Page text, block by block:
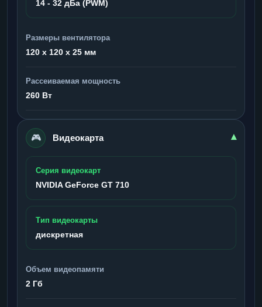
14 - 32 дБа (PWM)
Размеры вентилятора
120 x 120 x 25 мм
Рассеиваемая мощность
260 Вт
🎮 Видеокарта ▾
Серия видеокарт
NVIDIA GeForce GT 710
Тип видеокарты
дискретная
Объем видеопамяти
2 Гб